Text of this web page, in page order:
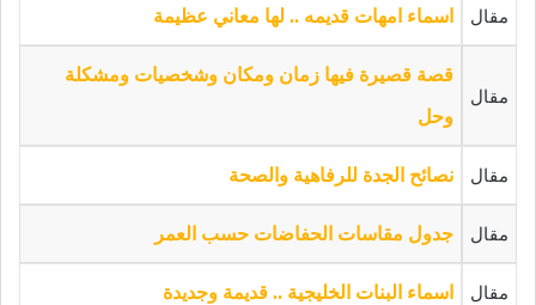
مقال اسماء امهات قديمه .. لها معاني عظيمة
مقال
قصة قصيرة فيها زمان ومكان وشخصيات ومشكلة
وحل
مقال نصائح الجدة للرفاهية والصحة
مقال جدول مقاسات الحفاضات حسب العمر
مقال اسماء البنات الخليجية .. قديمة وجديدة